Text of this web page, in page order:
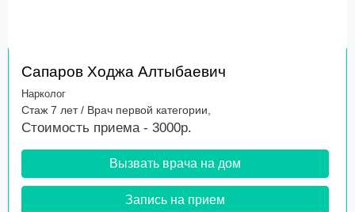
Сапаров Ходжа Алтыбаевич
Нарколог
Стаж 7 лет / Врач первой категории,
Стоимость приема - 3000р.
Вызвать врача на дом
Запись на прием